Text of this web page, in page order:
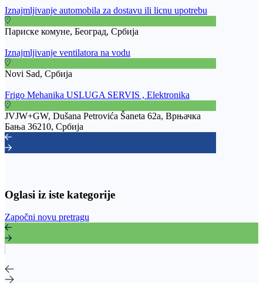
Iznajmljivanje automobila za dostavu ili licnu upotrebu
Париске комуне, Београд, Србија
Iznajmljivanje ventilatora na vodu
Novi Sad, Србија
Frigo Mehanika USLUGA SERVIS , Elektronika
JVJW+GW, Dušana Petrovića Šaneta 62a, Врњачка
Бања 36210, Србија
Oglasi iz iste kategorije
Započni novu pretragu